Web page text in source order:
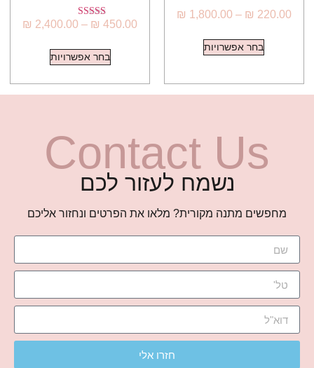
₪ 220.00
–
₪ 1,800.00
בחר אפשרויות
דורג ₪ 450.00
–
₪ 2,400.00
בחר אפשרויות
Contact Us
נשמח לעזור לכם
מחפשים מתנה מקורית? מלאו את הפרטים ונחזור אליכם
חזרו אלי